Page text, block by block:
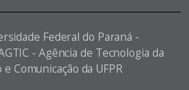
Federal do Paraná -
- Agência de Tecnologia da
Comunicação da UFPR